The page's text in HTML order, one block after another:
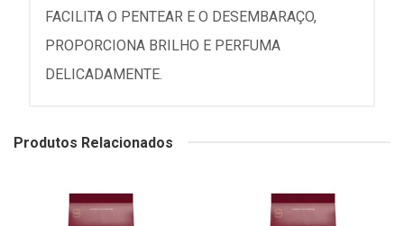
FACILITA O PENTEAR E O DESEMBARAÇO,
PROPORCIONA BRILHO E PERFUMA
DELICADAMENTE.
Produtos Relacionados